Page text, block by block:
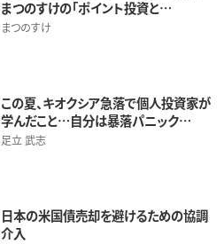
まつのすけの「ポイント投資と…
まつのすけ
この夏、キオクシア急落で個人投資家が
学んだこと…自分は暴落パニック…
足立 武志
日本の米国債売却を避けるための協調
介入